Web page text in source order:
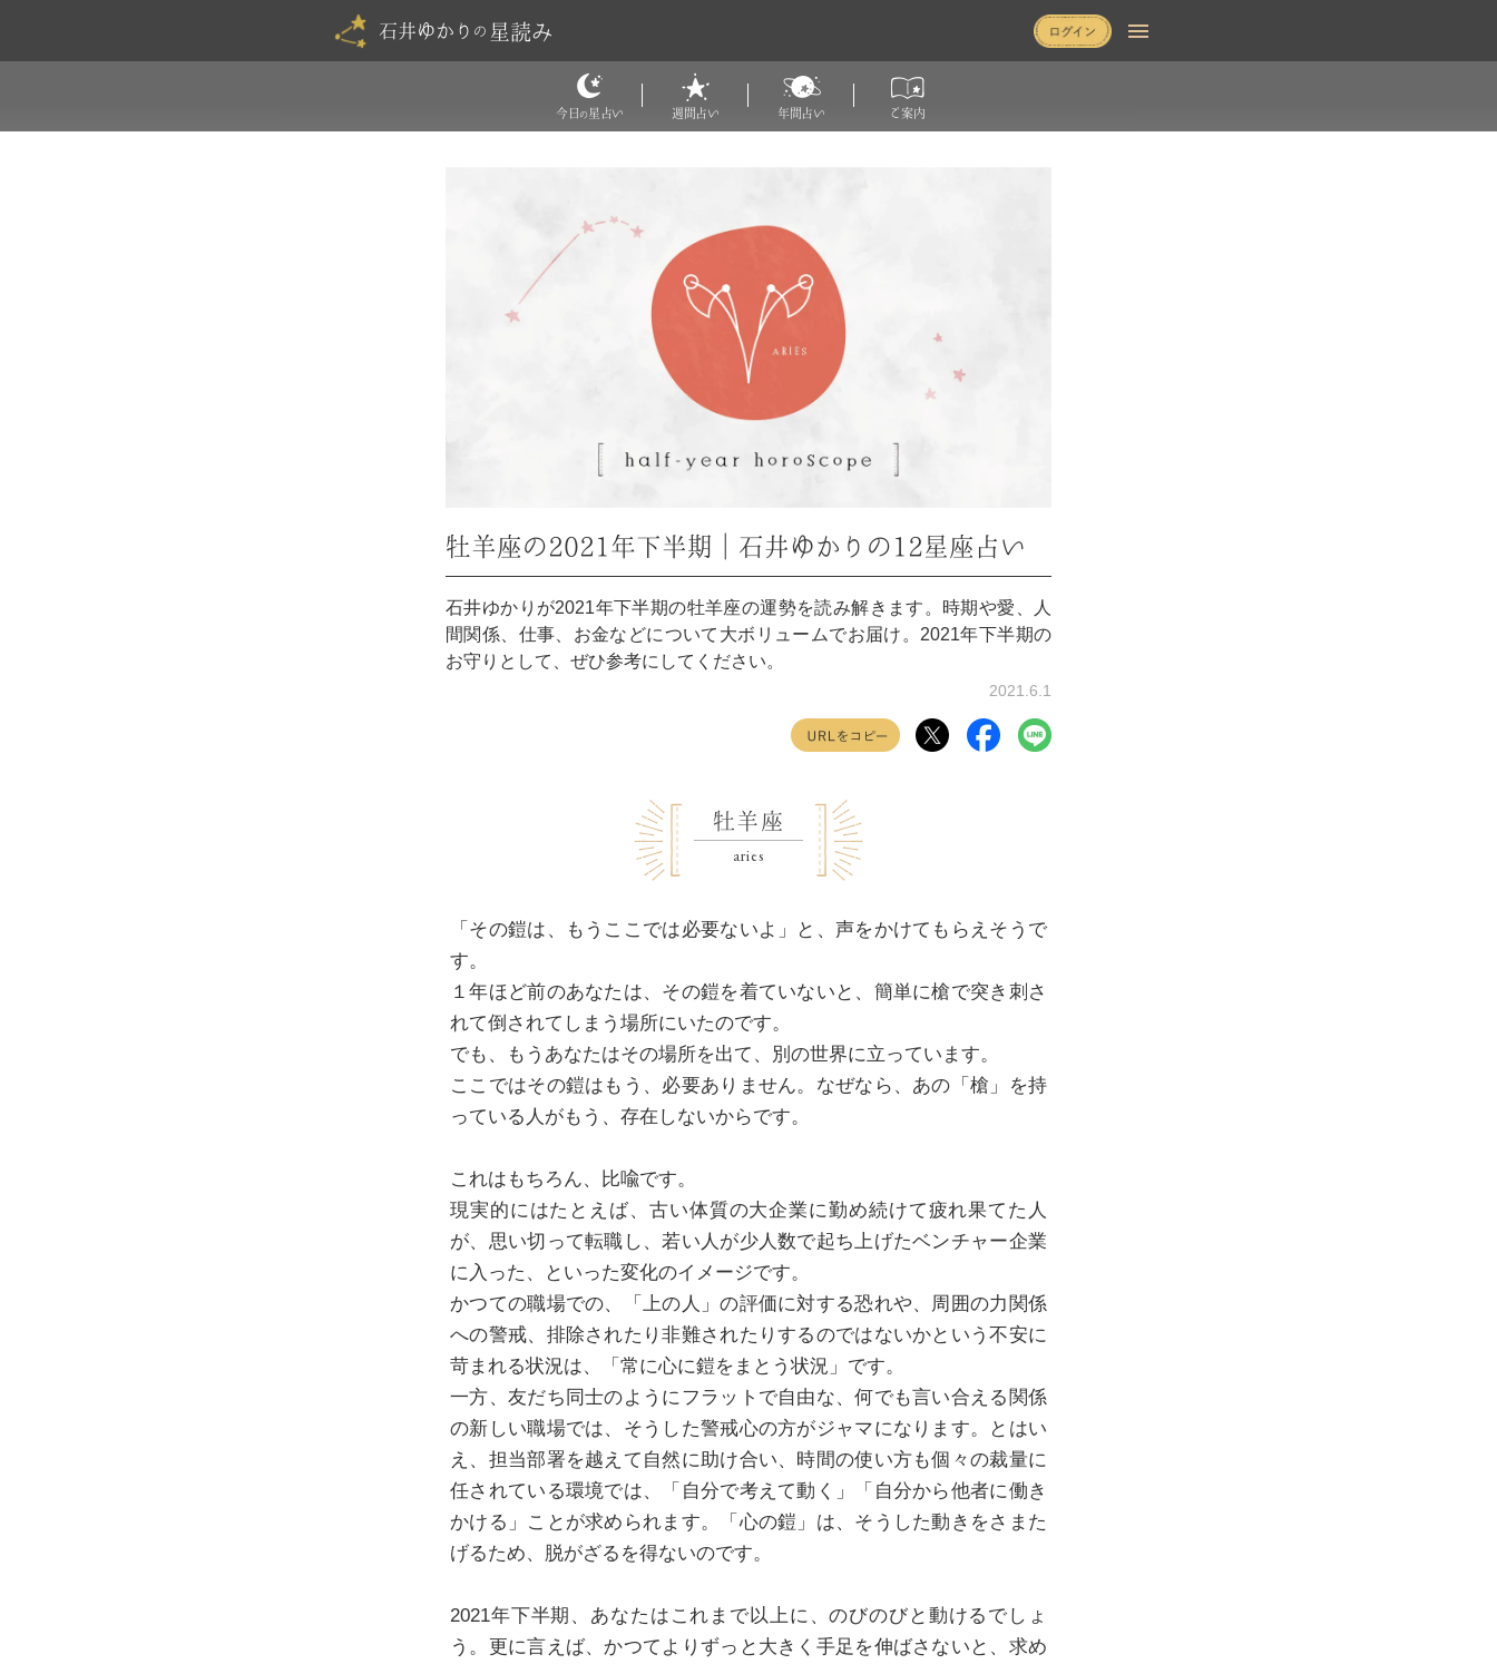
石井ゆかり の 星読み
今日の 星占い 週間占い 年間占い ご案内
牡羊座の2021年下半期｜石井ゆかりの12星座占い
石井ゆかりが2021年下半期の牡羊座の運勢を読み解きます。時期や愛、人
間関係、仕事、お金などについて大ボリュームでお届け。2021年下半期の
お守りとして、ぜひ参考にしてください。
2021.6.1
牡羊座
aries
「その鎧は、もうここでは必要ないよ」と、声をかけてもらえそうで
す。
１年ほど前のあなたは、その鎧を着ていないと、簡単に槍で突き刺さ
れて倒されてしまう場所にいたのです。
でも、もうあなたはその場所を出て、別の世界に立っています。
ここではその鎧はもう、必要ありません。なぜなら、あの「槍」を持
っている人がもう、存在しないからです。
これはもちろん、比喩です。
現実的にはたとえば、古い体質の大企業に勤め続けて疲れ果てた人
が、思い切って転職し、若い人が少人数で起ち上げたベンチャー企業
に入った、といった変化のイメージです。
かつての職場での、「上の人」の評価に対する恐れや、周囲の力関係
への警戒、排除されたり非難されたりするのではないかという不安に
苛まれる状況は、「常に心に鎧をまとう状況」です。
一方、友だち同士のようにフラットで自由な、何でも言い合える関係
の新しい職場では、そうした警戒心の方がジャマになります。とはい
え、担当部署を越えて自然に助け合い、時間の使い方も個々の裁量に
任されている環境では、「自分で考えて動く」「自分から他者に働き
かける」ことが求められます。「心の鎧」は、そうした動きをさまた
げるため、脱がざるを得ないのです。
2021年下半期、あなたはこれまで以上に、のびのびと動けるでしょ
う。更に言えば、かつてよりずっと大きく手足を伸ばさないと、求め